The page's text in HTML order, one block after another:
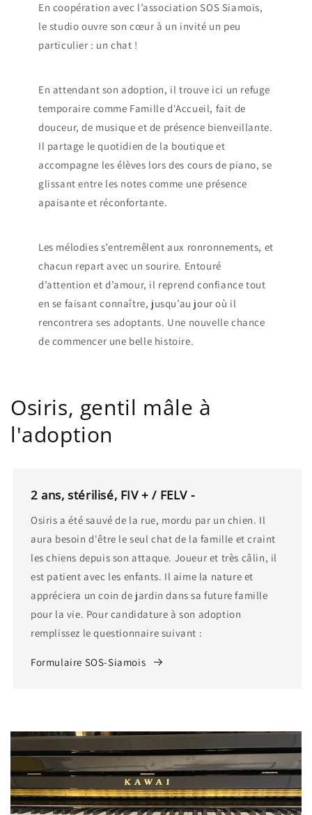
En coopération avec l’association SOS Siamois,
le studio ouvre son cœur à un invité un peu
particulier : un chat !
En attendant son adoption, il trouve ici un refuge
temporaire comme Famille d'Accueil, fait de
douceur, de musique et de présence bienveillante.
Il partage le quotidien de la boutique et
accompagne les élèves lors des cours de piano, se
glissant entre les notes comme une présence
apaisante et réconfortante.
Les mélodies s’entremêlent aux ronronnements, et
chacun repart avec un sourire. Entouré
d’attention et d’amour, il reprend confiance tout
en se faisant connaître, jusqu’au jour où il
rencontrera ses adoptants. Une nouvelle chance
de commencer une belle histoire.
Osiris, gentil mâle à
l'adoption
2 ans, stérilisé, FIV + / FELV -
Osiris a été sauvé de la rue, mordu par un chien. Il
aura besoin d'être le seul chat de la famille et craint
les chiens depuis son attaque. Joueur et très câlin, il
est patient avec les enfants. Il aime la nature et
appréciera un coin de jardin dans sa future famille
pour la vie. Pour candidature à son adoption
remplissez le questionnaire suivant :
Formulaire SOS-Siamois